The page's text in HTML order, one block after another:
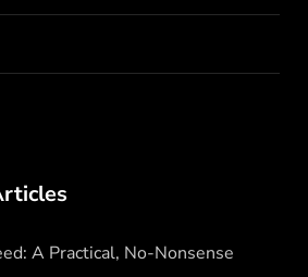
A Practical, No-Nonsense